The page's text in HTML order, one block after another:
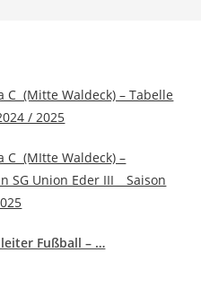
C (Mitte Waldeck) – Tabelle
/ 2025
C (MItte Waldeck) –
SG Union Eder III _ Saison
Fußball – …